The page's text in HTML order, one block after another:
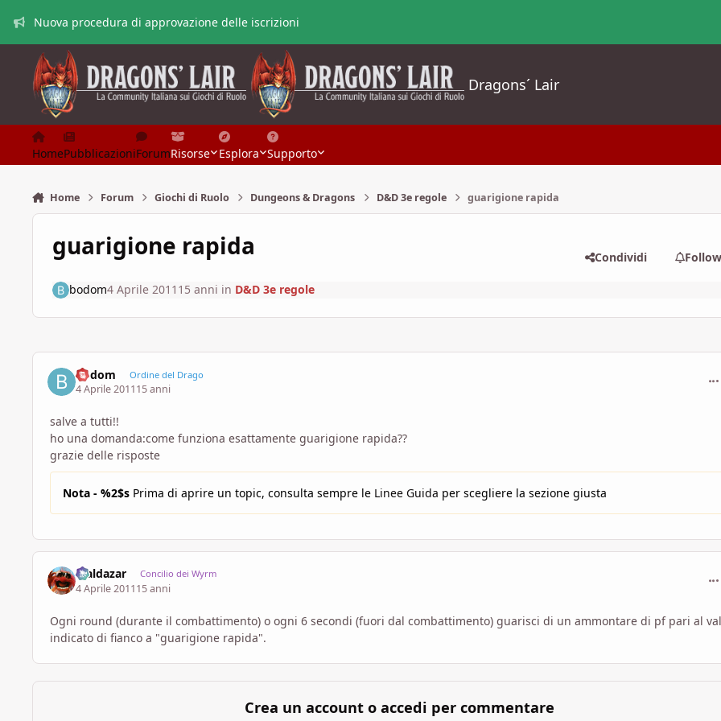
Nuova procedura di approvazione delle iscrizioni
Dragons´ Lair
HomePubblicazioniForumRisorse Esplora Supporto
Home Forum Giochi di Ruolo Dungeons & Dragons D&D 3e regole guarigione rapida
guarigione rapida Condividi
bodom4 Aprile 2011 15 anni in D&D 3e regole
bodom Ordine del Drago
4 Aprile 201115 anni
salve a tutti!!
ho una domanda:come funziona esattamente guarigione rapida??
grazie delle risposte
Nota - %2$s Prima di aprire un topic, consulta sempre le Linee Guida per scegliere la sezione giusta
Maldazar Concilio dei Wyrm
4 Aprile 201115 anni
Ogni round (durante il combattimento) o ogni 6 secondi (fuori dal combattimento) guarisci di un ammontare di pf pari al
indicato di fianco a "guarigione rapida".
Crea un account o accedi per commentare